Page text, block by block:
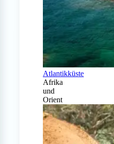
Atlantikküste
Afrika
und
Orient